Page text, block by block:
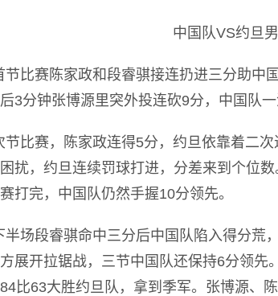
中国队VS约旦
赛陈家政和段睿骐接连扔进三分助中
3分钟张博源里突外投连砍9分，中国队
赛，陈家政连得5分，约旦依靠着二次
扰，约旦连续罚球打进，分差来到个位
打完，中国队仍然手握10分领先。
段睿骐命中三分后中国队陷入得分荒
展开拉锯战，三节中国队还保持6分领先
比63大胜约旦队，拿到季军。张博源、